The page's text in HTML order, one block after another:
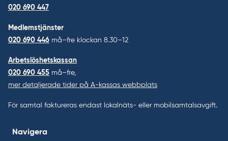
020 690 447
Medlemstjänster
020 690 446 må–fre klockan 8.30–12
Arbetslöshetskassan
020 690 455 må–fre,
mer detaljerade tider på A-kassas webbplats
För samtal faktureras endast lokalnäts- eller mobilsamtalsavgift.
Navigera